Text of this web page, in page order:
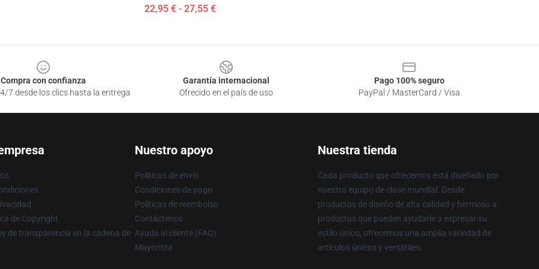
22,95 € - 27,55 €
Compra con confianza
7 desde los clics hasta la entrega
Garantía internacional
Ofrecido en el país de uso
Pago 100% seguro
PayPal / MasterCard / Visa
de Copyright
de transparencia en la cadena de
Nuestro apoyo
Políticas de envío
Condiciones de pago
Políticas de reembolso
Contáctenos
Ayuda al cliente (FAQ)
Mayorista
Nuestra tienda
Cada producto que ofrecemos está diseñado por
nuestro equipo de clase mundial. Desde
productos de diseño de alta calidad y hermoso a
productos que pueden ayudarle a expresar su
estilo único, ofrecemos una amplia variedad de
artículos únicos y versátiles.